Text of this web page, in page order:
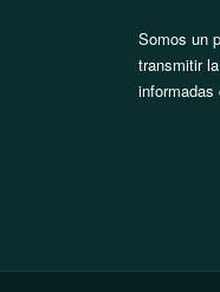
Somos un
transmitir
informadas